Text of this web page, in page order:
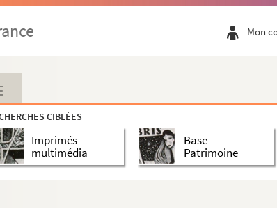
Mon
CIBLÉES
Imprimés
multimédia
Base
Patrimoine